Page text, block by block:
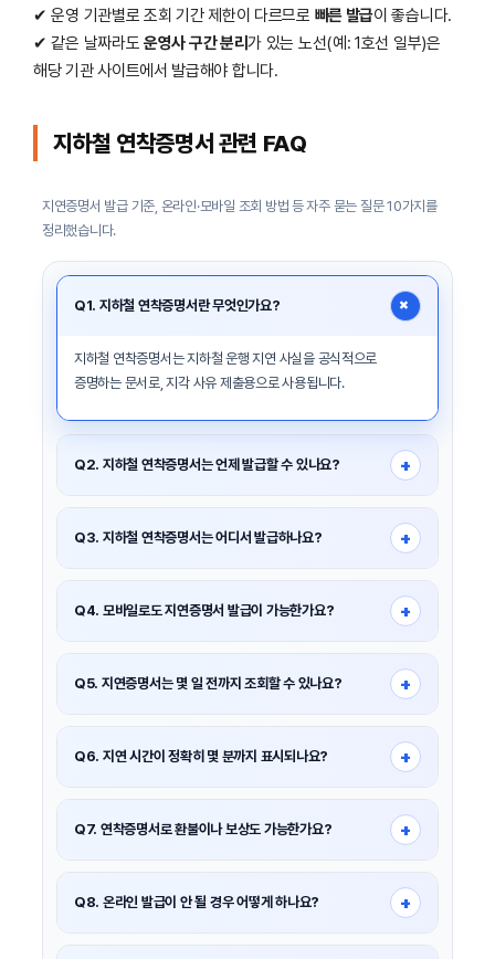
✔ 운영 기관별로 조회 기간 제한이 다르므로 빠른 발급이 좋습니다.
✔ 같은 날짜라도 운영사 구간 분리가 있는 노선(예: 1호선 일부)은
해당 기관 사이트에서 발급해야 합니다.
지하철 연착증명서 관련 FAQ
지연증명서 발급 기준, 온라인·모바일 조회 방법 등 자주 묻는 질문 10가지를
정리했습니다.
Q1. 지하철 연착증명서란 무엇인가요? +
지하철 연착증명서는 지하철 운행 지연 사실을 공식적으로
증명하는 문서로, 지각 사유 제출용으로 사용됩니다.
Q2. 지하철 연착증명서는 언제 발급할 수 있나요? +
됩니다.
Q3. 지하철 연착증명서는 어디서 발급하나요? +
지연증명서 형태로 발급할 수 있습니다.
Q4. 모바일로도 지연증명서 발급이 가능한가요? +
화면 캡처 방식으로 발급 가능합니다.
Q5. 지연증명서는 몇 일 전까지 조회할 수 있나요? +
조회 가능합니다.
Q6. 지연 시간이 정확히 몇 분까지 표시되나요? +
Q7. 연착증명서로 환불이나 보상도 가능한가요?
+
보상과는 별개입니다.
Q8. 온라인 발급이 안 될 경우 어떻게 하나요? +